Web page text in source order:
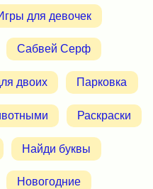
для девочек
Сабвей Серф
двоих Парковка
Раскраски
Найди буквы
Новогодние